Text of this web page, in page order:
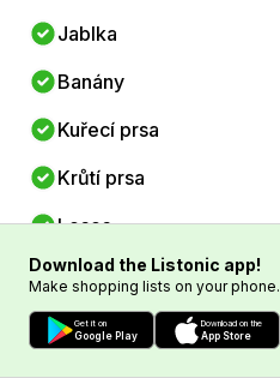
Jablka
Banány
Kuřecí prsa
Krůtí prsa
Losos
Treska
Kokosové mléko
Download the Listonic app!
Make shopping lists on your phone.
Get it on
Google Play
Download on the
App Store